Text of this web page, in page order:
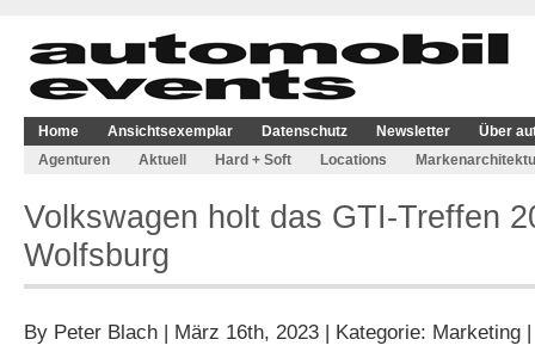
Home Ansichtsexemplar Datenschutz Newsletter
Über
Agenturen
Aktuell Hard + Soft Locations
Volkswagen holt das GTI-Treffen
Wolfsburg
By Peter Blach | März 16th, 2023 | Kategorie: Marketing